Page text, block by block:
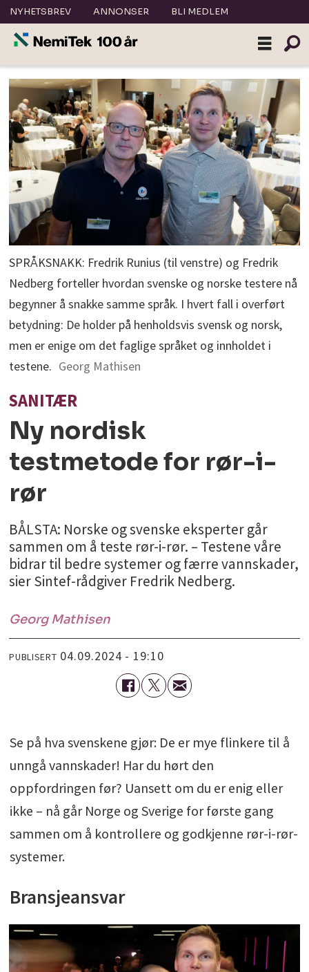
NYHETSBREV ANNONSER BLI MEDLEM
SPRÅKSNAKK: Fredrik Runius (til venstre) og Fredrik
Nedberg forteller hvordan svenske og norske testere nå
begynner å snakke samme språk. I hvert fall i overført
betydning: De holder på henholdsvis svensk og norsk,
men er enige om det faglige språket og innholdet i
testene. Georg Mathisen
SANITÆR
Ny nordisk
testmetode for rør-i-
rør
BÅLSTA: Norske og svenske eksperter går
sammen om å teste rør-i-rør. – Testene våre
bidrar til bedre systemer og færre vannskader,
sier Sintef-rådgiver Fredrik Nedberg.
Georg Mathisen
PUBLISERT 04.09.2024 - 19:10
Se på hva svenskene gjør: De er mye flinkere til å
unngå vannskader! Har du hørt den
oppfordringen før? Uansett om du er enig eller
ikke – nå går Norge og Sverige for første gang
sammen om å kontrollere og godkjenne rør-i-rør-
systemer.
Bransjeansvar